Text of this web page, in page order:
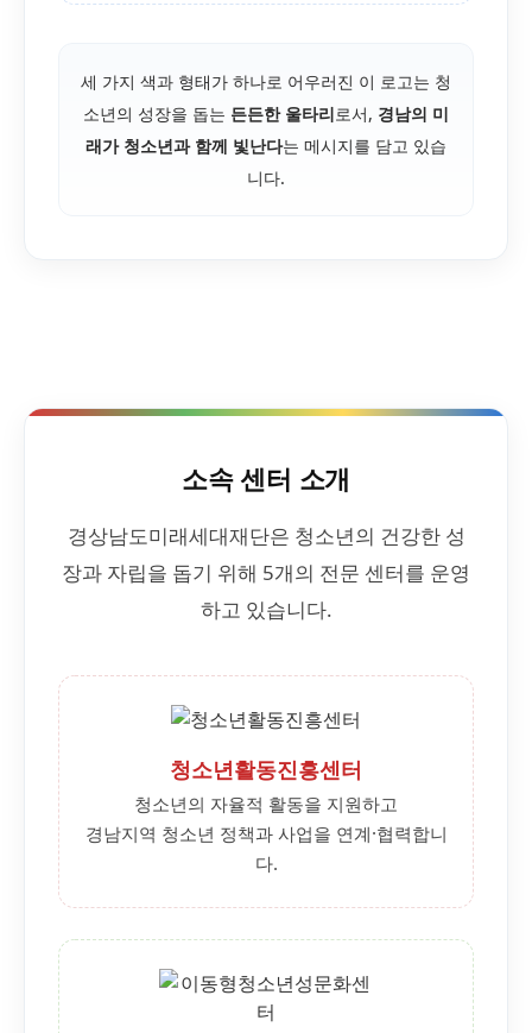
세 가지 색과 형태가 하나로 어우러진 이 로고는 청
소년의 성장을 돕는 든든한 울타리로서, 경남의 미
래가 청소년과 함께 빛난다는 메시지를 담고 있습
니다.
소속 센터 소개
경상남도미래세대재단은 청소년의 건강한 성
장과 자립을 돕기 위해 5개의 전문 센터를 운영
하고 있습니다.
청소년활동진흥센터
청소년의 자율적 활동을 지원하고
경남지역 청소년 정책과 사업을 연계·협력합니
다.